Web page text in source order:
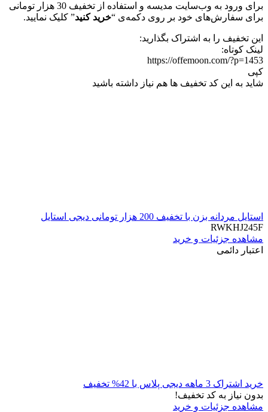
برای ورود به وب‌سایت مدیسه و استفاده از تخفیف 30 هزار تومانی
برای سفارش‌های خود بر روی دکمه‌ی “خرید کنید” کلیک نمایید.
این تخفیف را به اشتراک بگذارید:
لینک کوتاه:
https://offemoon.com/?p=1453
کپی
شاید به این کد تخفیف ها هم نیاز داشته باشید
استایل مردانه بزن با تخفیف 200 هزار تومانی دیجی استایل
RWKHJ245F
مشاهده جزئیات و خرید
اعتبار دائمی
خرید اشتراک 3 ماهه دیجی پلاس با 42% تخفیف
بدون نیاز به کد تخفیف!
مشاهده جزئیات و خرید